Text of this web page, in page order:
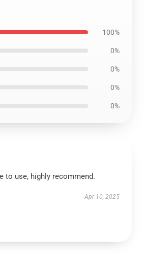
100%
0%
0%
0%
0%
to use, highly recommend.
Apr 10, 2025